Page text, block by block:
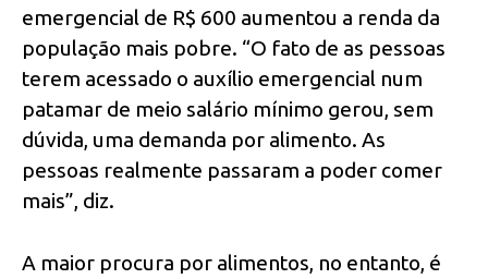
emergencial de R$ 600 aumentou a renda da
população mais pobre. “O fato de as pessoas
terem acessado o auxílio emergencial num
patamar de meio salário mínimo gerou, sem
dúvida, uma demanda por alimento. As
pessoas realmente passaram a poder comer
mais”, diz.
A maior procura por alimentos, no entanto, é